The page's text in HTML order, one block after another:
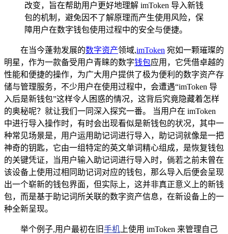
改变，旨在帮助用户更好地理解 imToken 导入新钱
包的机制，避免因不了解原理而产生使用风险，保
障用户在数字钱包使用过程中的安全与便捷。
在当今蓬勃发展的数字资产领域,imToken 宛如一颗璀璨的
明星，作为一款备受用户青睐的数字钱包应用，它凭借卓越的
性能和便捷的操作，为广大用户提供了极为便利的数字资产存
储与管理服务，不少用户在使用过程中，会遭遇“imToken 导
入后是新钱包”这样令人困惑的情况，这背后究竟隐藏着怎样
的奥秘呢？就让我们一同深入探究一番。 当用户在 imToken
中进行导入操作时，有时会出现看似是新钱包的状况，其中一
种常见场景是，用户运用助记词进行导入，助记词就像是一把
神奇的钥匙，它由一组特定的英文单词精心组成，是恢复钱包
的关键凭证，当用户输入助记词进行导入时，倘若之前未曾在
该设备上使用过相同助记词对应的钱包，那么导入后便会呈现
出一个崭新的钱包界面，但实际上，这并非真正意义上的新钱
包，而是基于助记词所关联的数字资产信息，在新设备上的一
种全新呈现。
举个例子,用户最初在旧手机 上使用 imToken 来管理自己